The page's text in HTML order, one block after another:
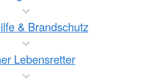
& Brandschutz
Lebensretter